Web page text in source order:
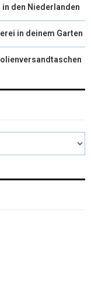
den Niederlanden
in deinem Garten